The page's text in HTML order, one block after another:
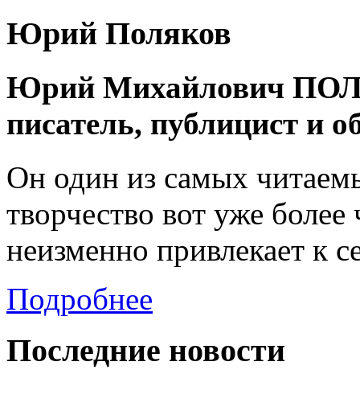
Юрий Поляков
Юрий Михайлович
писатель, публицист и
Он один из самых
творчество вот уже
неизменно привлекает к
Подробнее
Последние новости